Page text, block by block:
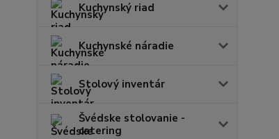
Kuchynský riad
Kuchynské náradie
Stolový inventár
Švédske stolovanie -
catering